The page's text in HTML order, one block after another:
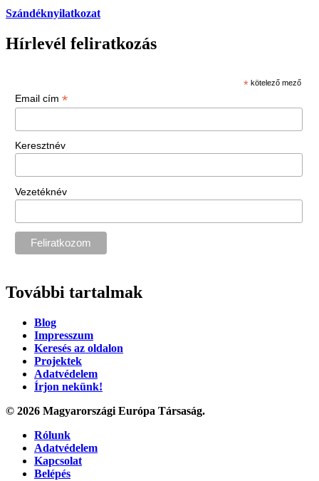
Szándéknyilatkozat
Hírlevél feliratkozás
* kötelező mező
Email cím *
Keresztnév
Vezetéknév
További tartalmak
Blog
Impresszum
Keresés az oldalon
Projektek
Adatvédelem
Írjon nekünk!
© 2026 Magyarországi Európa Társaság.
Rólunk
Adatvédelem
Kapcsolat
Belépés